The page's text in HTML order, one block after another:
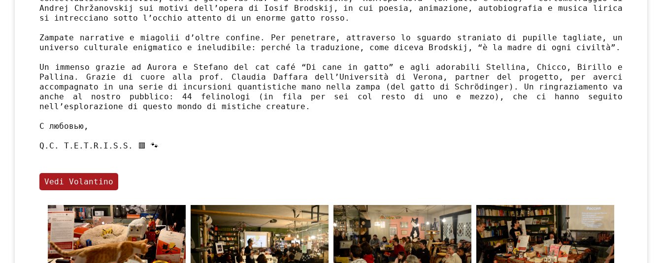
Andrej Chržanovskij sui motivi dell’opera di Iosif Brodskij, in cui poesia, animazione, autobiografia e musica lirica
si intrecciano sotto l’occhio attento di un enorme gatto rosso.
Zampate narrative e miagolii d’oltre confine. Per penetrare, attraverso lo sguardo straniato di pupille tagliate, un
universo culturale enigmatico e ineludibile: perché la traduzione, come diceva Brodskij, “è la madre di ogni civiltà”.
Un immenso grazie ad Aurora e Stefano del cat café “Di cane in gatto” e agli adorabili Stellina, Chicco, Birillo e
Pallina. Grazie di cuore alla prof. Claudia Daffara dell’Università di Verona, partner del progetto, per averci
accompagnato in una serie di incursioni quantistiche mano nella zampa (del gatto di Schrödinger). Un ringraziamento va
anche al nostro pubblico: 44 felinologi (in fila per sei col resto di uno e mezzo), che ci hanno seguito
nell’esplorazione di questo mondo di mistiche creature.
С любовью,
Q.C. T.E.T.R.I.S.S. 🟥 🐾
Vedi Volantino